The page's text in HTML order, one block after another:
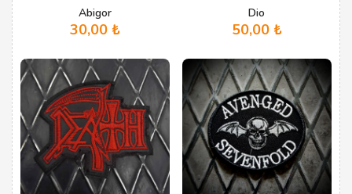
Abigor
30,00 ₺
Dio
50,00 ₺